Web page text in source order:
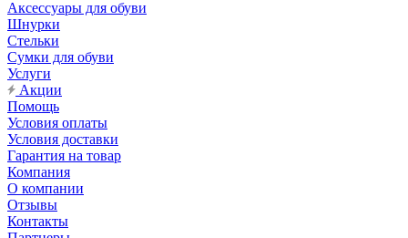
Аксессуары для обуви
Шнурки
Стельки
Сумки для обуви
Услуги
Акции
Помощь
Условия оплаты
Условия доставки
Гарантия на товар
Компания
О компании
Отзывы
Контакты